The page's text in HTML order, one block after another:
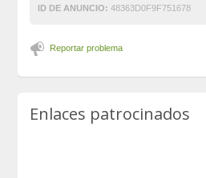
ID DE ANUNCIO: 48363D0F9F751678
Reportar problema
Enlaces patrocinados